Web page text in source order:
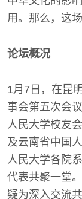
用。那么，这
论坛概况
1月7日，在昆
事会第五次会
人民大学校友
及云南省中国
人民大学各院
代表共聚一堂
疑为深入交流